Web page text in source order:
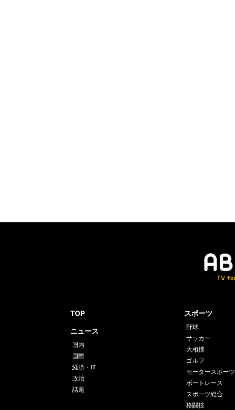
TOP
ニュース
国内
国際
経済・IT
政治
話題
スポーツ
野球
サッカー
大相撲
ゴルフ
モータースポーツ
ボートレース
スポーツ総合
格闘技